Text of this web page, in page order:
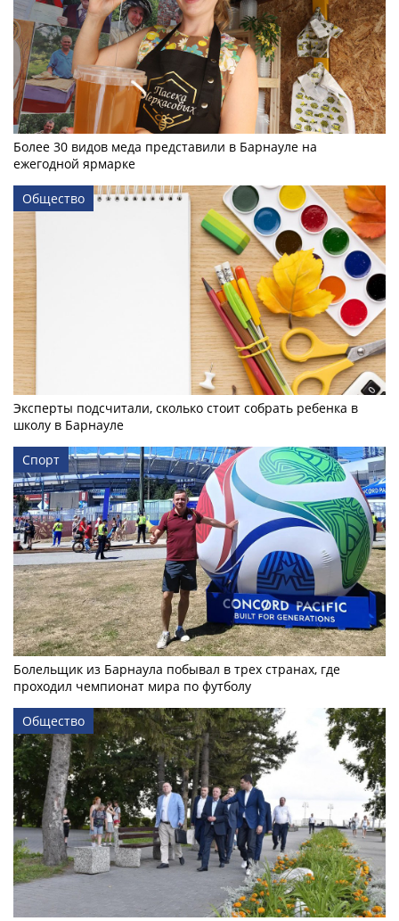
Более 30 видов меда представили в Барнауле на
ежегодной ярмарке
Общество
Эксперты подсчитали, сколько стоит собрать ребенка в
школу в Барнауле
Спорт
Болельщик из Барнаула побывал в трех странах, где
проходил чемпионат мира по футболу
Общество